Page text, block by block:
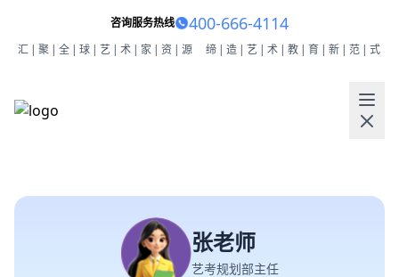
咨询服务热线 400-666-4114
汇|聚|全|球|艺|术|家|资|源 缔|造|艺|术|教|育|新|范|式
张老师
艺考规划部主任